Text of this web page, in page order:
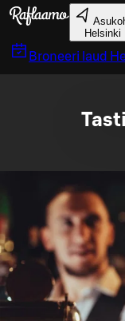
Liigu peamise sisu
Helsinki
Broneeri laud